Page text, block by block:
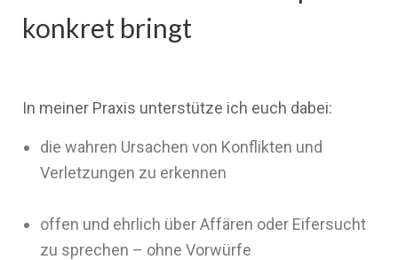
konkret bringt
In meiner Praxis unterstütze ich euch dabei:
die wahren Ursachen von Konflikten und
Verletzungen zu erkennen
offen und ehrlich über Affären oder Eifersucht
zu sprechen – ohne Vorwürfe